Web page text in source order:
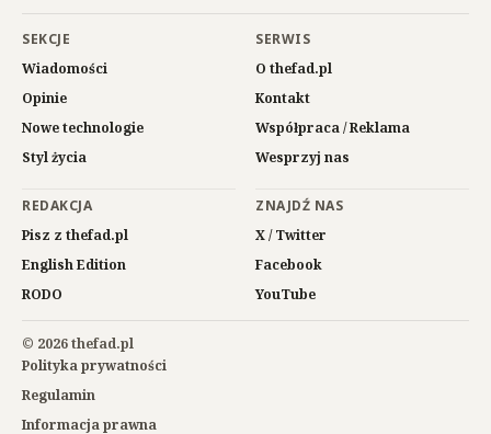
SEKCJE
Wiadomości
Opinie
Nowe technologie
Styl życia
SERWIS
O thefad.pl
Kontakt
Współpraca / Reklama
Wesprzyj nas
REDAKCJA
Pisz z thefad.pl
English Edition
RODO
ZNAJDŹ NAS
X / Twitter
Facebook
YouTube
© 2026 thefad.pl
Polityka prywatności
Regulamin
Informacja prawna